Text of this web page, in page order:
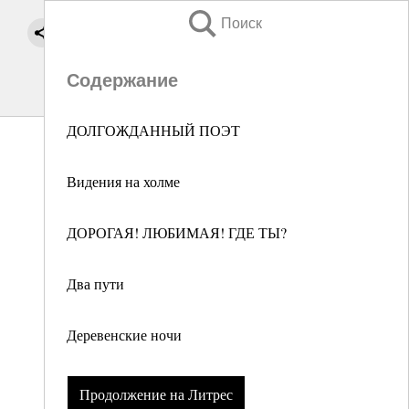
Поиск
Содержание
ДОЛГОЖДАННЫЙ ПОЭТ
Видения на холме
ДОРОГАЯ! ЛЮБИМАЯ! ГДЕ ТЫ?
Два пути
Деревенские ночи
Продолжение на Литрес